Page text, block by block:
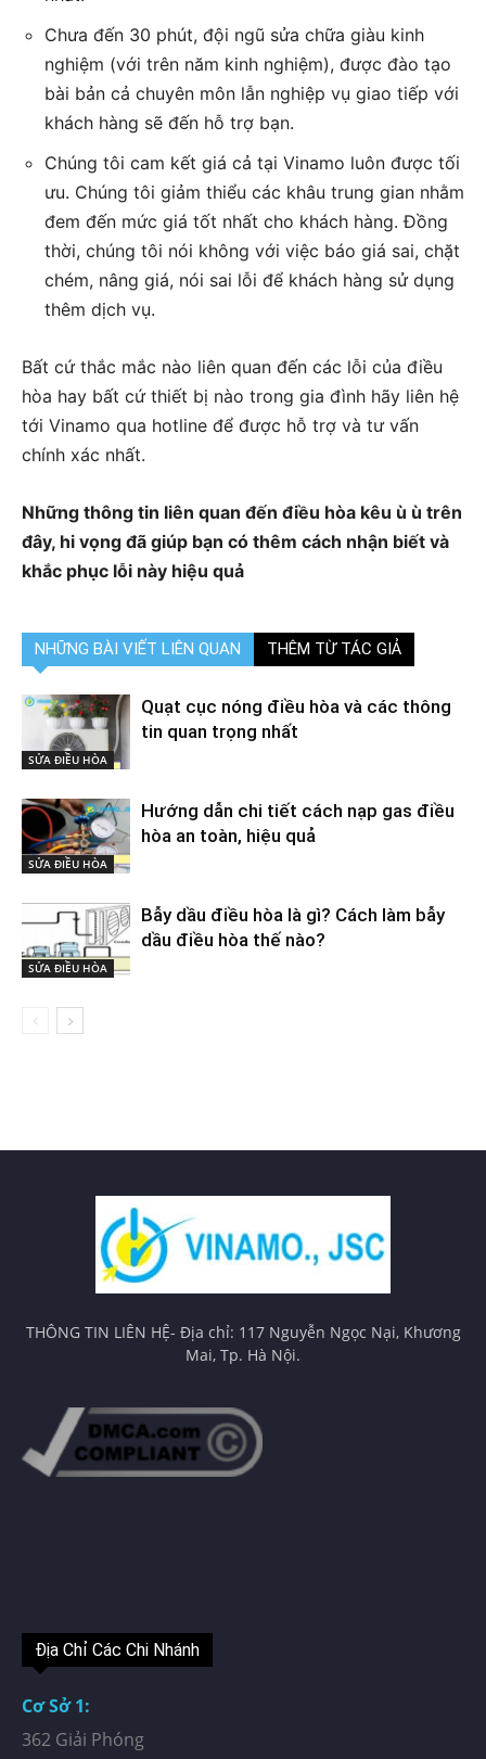
Chưa đến 30 phút, đội ngũ sửa chữa giàu kinh
nghiệm (với trên năm kinh nghiệm), được đào tạo
bài bản cả chuyên môn lẫn nghiệp vụ giao tiếp với
khách hàng sẽ đến hỗ trợ bạn.
Chúng tôi cam kết giá cả tại Vinamo luôn được tối
ưu. Chúng tôi giảm thiểu các khâu trung gian nhằm
đem đến mức giá tốt nhất cho khách hàng. Đồng
thời, chúng tôi nói không với việc báo giá sai, chặt
chém, nâng giá, nói sai lỗi để khách hàng sử dụng
thêm dịch vụ.
Bất cứ thắc mắc nào liên quan đến các lỗi của điều
hòa hay bất cứ thiết bị nào trong gia đình hãy liên hệ
tới Vinamo qua hotline để được hỗ trợ và tư vấn
chính xác nhất.
Những thông tin liên quan đến điều hòa kêu ù ù trên
đây, hi vọng đã giúp bạn có thêm cách nhận biết và
khắc phục lỗi này hiệu quả
NHỮNG BÀI VIẾT LIÊN QUAN THÊM TỪ TÁC GIẢ
SỬA ĐIỀU HÒA
Quạt cục nóng điều hòa và các thông
tin quan trọng nhất
SỬA ĐIỀU HÒA
Hướng dẫn chi tiết cách nạp gas điều
hòa an toàn, hiệu quả
SỬA ĐIỀU HÒA
Bẫy dầu điều hòa là gì? Cách làm bẫy
dầu điều hòa thế nào?
THÔNG TIN LIÊN HỆ- Địa chỉ: 117 Nguyễn Ngọc Nại, Khương
Mai, Tp. Hà Nội.
Địa Chỉ Các Chi Nhánh
Cơ Sở 1:
362 Giải Phóng